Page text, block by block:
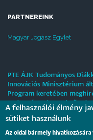
PARTNEREINK
Magyar Jogász Egylet
PTE ÁJK Tudományos
Innovációs Minisztérium
Program keretében
„Tehetségre hangolva”
támogatják.
Tájékoztatás
A felhasználói élmény
sütiket használunk
Az oldal bármely